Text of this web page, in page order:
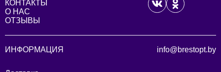
КОНТАКТЫ
О НАС
ОТЗЫВЫ
ИНФОРМАЦИЯ info@brestopt.by